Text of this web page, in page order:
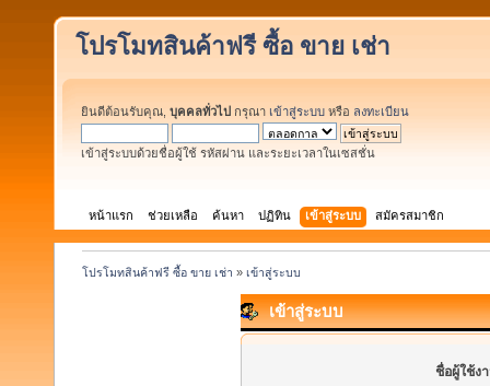
โปรโมทสินค้าฟรี ซื้อ ขาย เช่า
ยินดีต้อนรับคุณ, บุคคลทั่วไป กรุณา เข้าสู่ระบบ หรือ ลงทะเบียน
เข้าสู่ระบบด้วยชื่อผู้ใช้ รหัสผ่าน และระยะเวลาในเซสชั่น
หน้าแรก ช่วยเหลือ ค้นหา ปฏิทิน เข้าสู่ระบบ สมัครสมาชิก
โปรโมทสินค้าฟรี ซื้อ ขาย เช่า »เข้าสู่ระบบ
เข้าสู่ระบบ
ชื่อผู้ใช้ง